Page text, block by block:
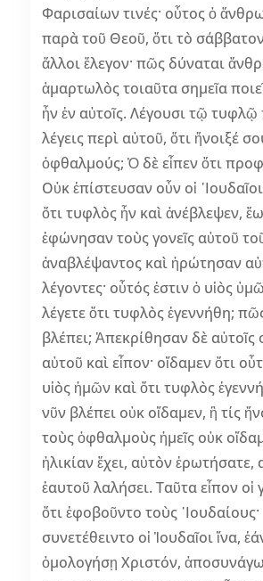
Φαρισαίων τινές· οὗτος ὁ
παρὰ τοῦ Θεοῦ, ὅτι τὸ
ἄλλοι ἔλεγον· πῶς δύναται
ἁμαρτωλὸς τοιαῦτα σημεῖα
ἦν ἐν αὐτοῖς. Λέγουσι τῷ τυφλῷ
λέγεις περὶ αὐτοῦ, ὅτι ἤνοιξέ
ὀφθαλμούς; Ὁ δὲ εἶπεν ὅτι
Οὐκ ἐπίστευσαν οὖν οἱ
ὅτι τυφλὸς ἦν καὶ ἀνέβλεψεν,
ἐφώνησαν τοὺς γονεῖς αὐτοῦ
ἀναβλέψαντος καὶ ἠρώτησαν
λέγοντες· οὗτός ἐστιν ὁ υἱὸς
λέγετε ὅτι τυφλὸς ἐγεννήθη;
βλέπει; Ἀπεκρίθησαν δὲ αὐτοῖς
αὐτοῦ καὶ εἶπον· οἴδαμεν ὅτι
υἱὸς ἡμῶν καὶ ὅτι τυφλὸς
νῦν βλέπει οὐκ οἴδαμεν, ἢ τίς
τοὺς ὀφθαλμοὺς ἡμεῖς οὐκ
ἡλικίαν ἔχει, αὐτὸν ἐρωτήσατε,
ἑαυτοῦ λαλήσει. Ταῦτα εἶπον οἱ
ὅτι ἐφοβοῦντο τοὺς
συνετέθειντο οἱ Ἰουδαῖοι ἵνα,
ὁμολογήσῃ Χριστόν,